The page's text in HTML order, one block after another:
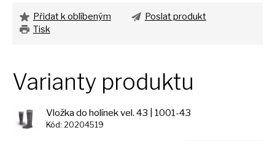
Přidat k oblíbeným
Poslat produkt
Tisk
Varianty produktu
Vložka do holínek vel. 43 | 1001-43
Kód: 20204519